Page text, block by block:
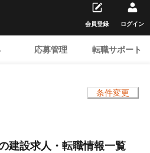
応募管理 転職サポート
会員登録 ログイン
条件変更
建設求人・転職情報一覧